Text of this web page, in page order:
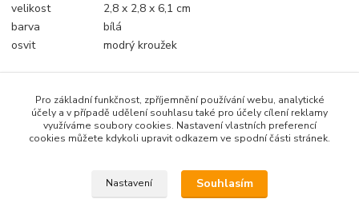
velikost
2,8 x 2,8 x 6,1 cm
barva
bílá
osvit
modrý kroužek
Zboží zařazeno v kategoriích
Elektro
Pro základní funkčnost, zpříjemnění používání webu, analytické
účely a v případě udělení souhlasu také pro účely cílení reklamy
využíváme soubory cookies. Nastavení vlastních preferencí
cookies můžete kdykoli upravit odkazem ve spodní části stránek.
Nastavení Souhlasím